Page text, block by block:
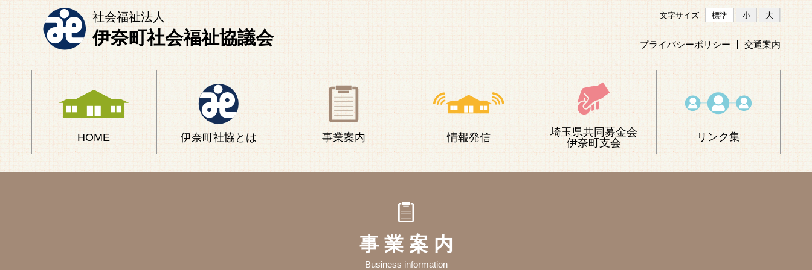
社会福祉法人
伊奈町社会福祉協議会
文字サイズ 標準 小 大
プライバシーポリシー 交通案内
HOME 伊奈町社協とは 事業案内 情報発信
埼玉県共同募金会
伊奈町支会
リンク集
事 業 案 内
Business information